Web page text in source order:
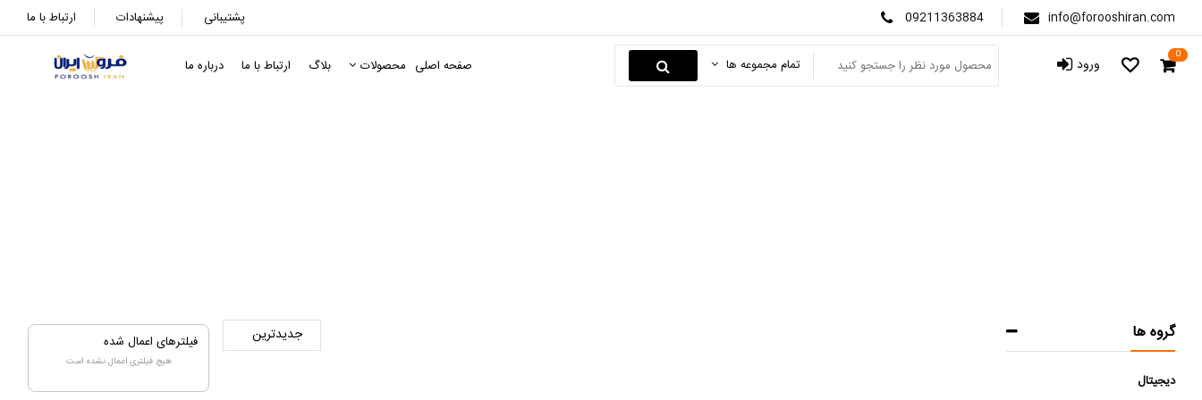
ارتباط با ما پیشنهادات پشتیبانی 09211363884 info@forooshiran.com
صفحه اصلی محصولات بلاگ ارتباط با ما درباره ما تمام مجموعه ها ورود 0
فیلترهای اعمال شده
هیچ فیلتری اعمال نشده است
گروه ها
دیجیتال